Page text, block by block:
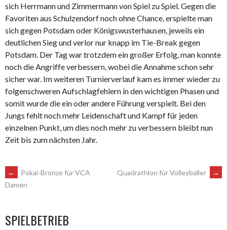
sich Herrmann und Zimmermann von Spiel zu Spiel. Gegen die
Favoriten aus Schulzendorf noch ohne Chance, erspielte man
sich gegen Potsdam oder Königswusterhausen, jeweils ein
deutlichen Sieg und verlor nur knapp im Tie-Break gegen
Potsdam. Der Tag war trotzdem ein großer Erfolg, man konnte
noch die Angriffe verbessern, wobei die Annahme schon sehr
sicher war. Im weiteren Turnierverlauf kam es immer wieder zu
folgenschweren Aufschlagfehlern in den wichtigen Phasen und
somit wurde die ein oder andere Führung verspielt. Bei den
Jungs fehlt noch mehr Leidenschaft und Kampf für jeden
einzelnen Punkt, um dies noch mehr zu verbessern bleibt nun
Zeit bis zum nächsten Jahr.
ARTIKEL-
←
Pokal-Bronze für VCA
Damen
Quadrathlon für Volleyballer →
SPIELBETRIEB